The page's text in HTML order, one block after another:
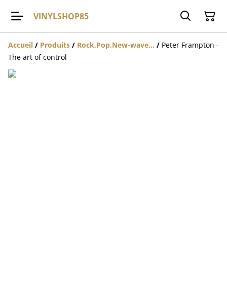
VINYLSHOP85
Accueil / Produits / Rock,Pop,New-wave... / Peter Frampton -
The art of control